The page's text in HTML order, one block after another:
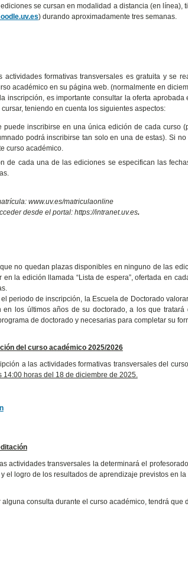
se cursan en modalidad a distancia (en
) durando aproximadamente tres semanas.
actividades formativas transversales es gratuita y se
académico en su página web. (normalmente en
inscripción, es importante consultar la oferta
teniendo en cuenta los siguientes aspectos:
puede inscribirse en una única edición de cada curso
podrá inscribirse tan solo en una de estas). Si
curso académico.
de cada una de las ediciones se especifican las
www.uv.es/matriculaonline
desde el portal: https://intranet.uv.es.
no quedan plazas disponibles en ninguno de las
en la edición llamada “Lista de espera”, ofertada en
periodo de inscripción, la Escuela de Doctorado
en los últimos años de su doctorado, a los que
de doctorado y necesarias para completar su
del curso académico 2025/2026
a las actividades formativas transversales del
14:00 horas del 18 de diciembre de 2025.
actividades transversales la determinará el
el logro de los resultados de aprendizaje previstos en
consulta durante el curso académico, tendrá que